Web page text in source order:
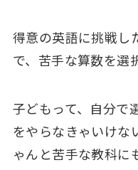
得意の英語に挑戦し
で、苦手な算数を選
子どもって、自分で
をやらなきゃいけな
ゃんと苦手な教科に